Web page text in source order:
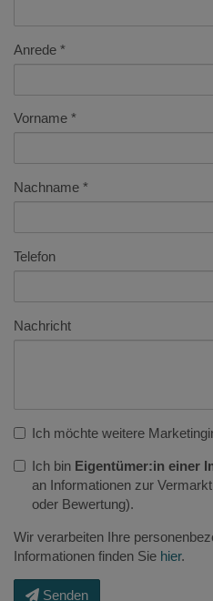
Anrede
Vorname
Nachname
Telefon
Nachricht
Ich möchte weitere
Ich bin Eigentümer:in einer
an Informationen zur
oder Bewertung).
Wir verarbeiten Ihre
Informationen finden Sie hier.
Senden